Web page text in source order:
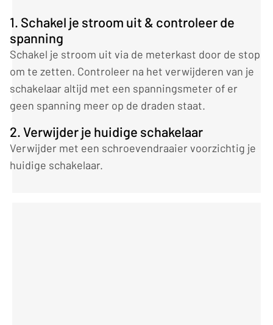
1. Schakel je stroom uit & controleer de
spanning
Schakel je stroom uit via de meterkast door de stop
om te zetten. Controleer na het verwijderen van je
schakelaar altijd met een spanningsmeter of er
geen spanning meer op de draden staat.
2. Verwijder je huidige schakelaar
Verwijder met een schroevendraaier voorzichtig je
huidige schakelaar.